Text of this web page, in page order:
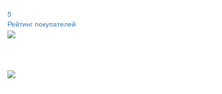
5
Рейтинг покупателей